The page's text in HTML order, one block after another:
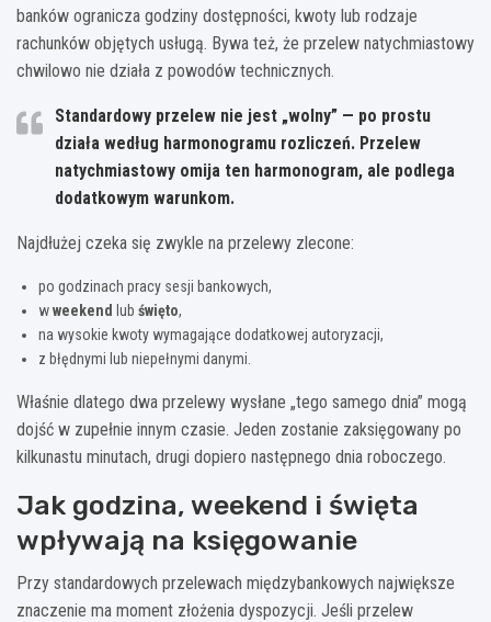
banków ogranicza godziny dostępności, kwoty lub rodzaje
rachunków objętych usługą. Bywa też, że przelew natychmiastowy
chwilowo nie działa z powodów technicznych.
Standardowy przelew nie jest „wolny” — po prostu
działa według harmonogramu rozliczeń. Przelew
natychmiastowy omija ten harmonogram, ale podlega
dodatkowym warunkom.
Najdłużej czeka się zwykle na przelewy zlecone:
po godzinach pracy sesji bankowych,
wweekend lub święto,
na wysokie kwoty wymagające dodatkowej autoryzacji,
z błędnymi lub niepełnymi danymi.
Właśnie dlatego dwa przelewy wysłane „tego samego dnia” mogą
dojść w zupełnie innym czasie. Jeden zostanie zaksięgowany po
kilkunastu minutach, drugi dopiero następnego dnia roboczego.
Jak godzina, weekend i święta
wpływają na księgowanie
Przy standardowych przelewach międzybankowych największe
znaczenie ma moment złożenia dyspozycji. Jeśli przelew